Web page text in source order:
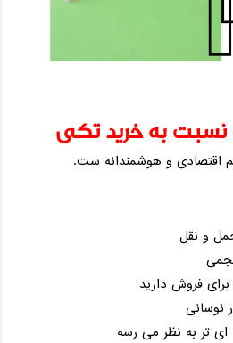
نسبت به خرید تکی
اقتصادی و هوشمندانه ‌ست.
‌و نقل
فروش دارید
نوسانی
‌ای ‌تر به نظر می‌ رسه